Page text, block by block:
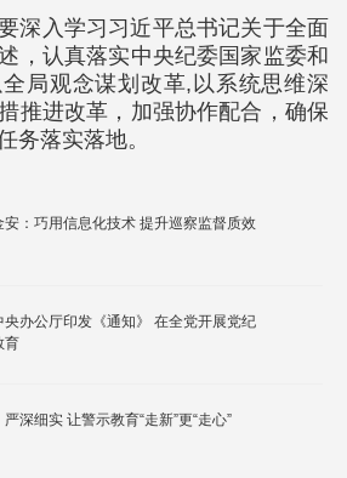
深入学习习近平总书记关于全面
，认真落实中央纪委国家监委和
局观念谋划改革,以系统思维深
推进改革，加强协作配合，确保
务落实落地。
安：巧用信息化技术 提升巡察监督质效
央办公厅印发《通知》 在全党开展党纪
育
深细实 让警示教育“走新”更“走心”